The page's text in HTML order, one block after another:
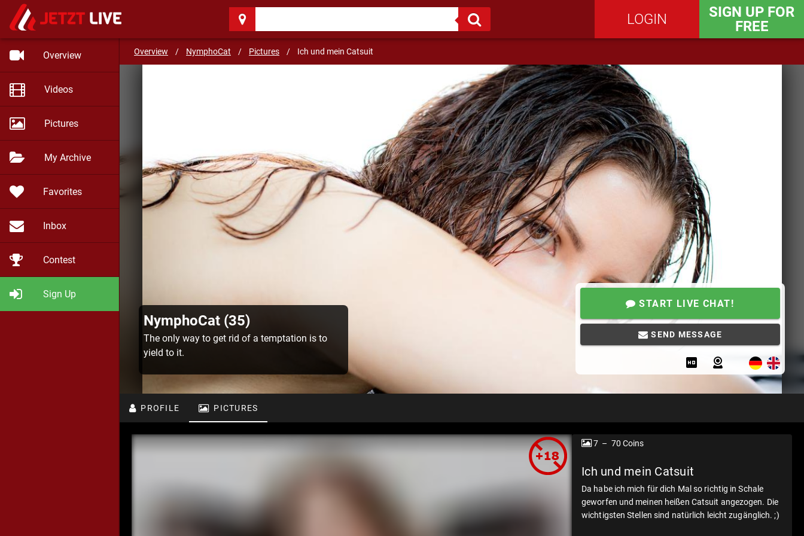
LOGIN
SIGN UP FOR
FREE
Overview
Videos
Pictures
My Archive
Favorites
Inbox
Contest
Sign Up
Overview / NymphoCat / Pictures / Ich und mein Catsuit
The only way to get rid of a temptation is to yield to it. SEND MESSAGE
NymphoCat (35)
The only way to get rid of a temptation is to
yield to it.
START LIVE CHAT!
SEND MESSAGE
PROFILE PICTURES
7 – 70 Coins
Ich und mein Catsuit
Da habe ich mich für dich Mal so richtig in Schale
geworfen und meinen heißen Catsuit angezogen. Die
wichtigsten Stellen sind natürlich leicht zugänglich. ;)